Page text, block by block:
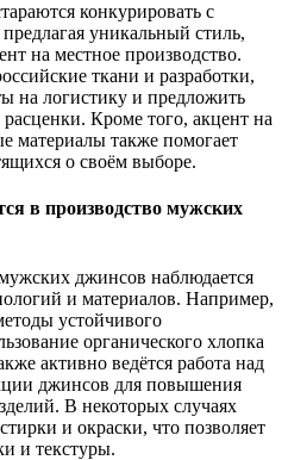
конкурировать с
уникальный стиль,
на местное производство.
ткани и разработки,
на логистику и предложить
Кроме того, акцент на
материалы также помогает
о своём выборе.
в производство мужских
джинсов наблюдается
и материалов. Например,
устойчивого
органического хлопка
активно ведётся работа над
джинсов для повышения
В некоторых случаях
и окраски, что позволяет
и текстуры.